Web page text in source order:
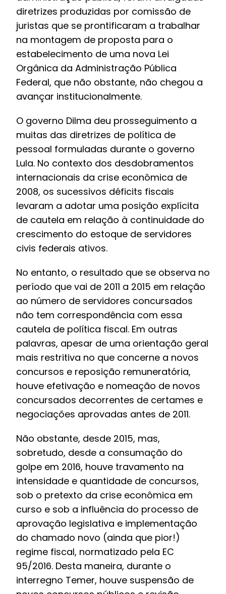
diretrizes produzidas por comissão de
juristas que se prontificaram a trabalhar
na montagem de proposta para o
estabelecimento de uma nova Lei
Orgânica da Administração Pública
Federal, que não obstante, não chegou a
avançar institucionalmente.
O governo Dilma deu prosseguimento a
muitas das diretrizes de política de
pessoal formuladas durante o governo
Lula. No contexto dos desdobramentos
internacionais da crise econômica de
2008, os sucessivos déficits fiscais
levaram a adotar uma posição explícita
de cautela em relação à continuidade do
crescimento do estoque de servidores
civis federais ativos.
No entanto, o resultado que se observa no
período que vai de 2011 a 2015 em relação
ao número de servidores concursados
não tem correspondência com essa
cautela de política fiscal. Em outras
palavras, apesar de uma orientação geral
mais restritiva no que concerne a novos
concursos e reposição remuneratória,
houve efetivação e nomeação de novos
concursados decorrentes de certames e
negociações aprovadas antes de 2011.
Não obstante, desde 2015, mas,
sobretudo, desde a consumação do
golpe em 2016, houve travamento na
intensidade e quantidade de concursos,
sob o pretexto da crise econômica em
curso e sob a influência do processo de
aprovação legislativa e implementação
do chamado novo (ainda que pior!)
regime fiscal, normatizado pela EC
95/2016. Desta maneira, durante o
interregno Temer, houve suspensão de